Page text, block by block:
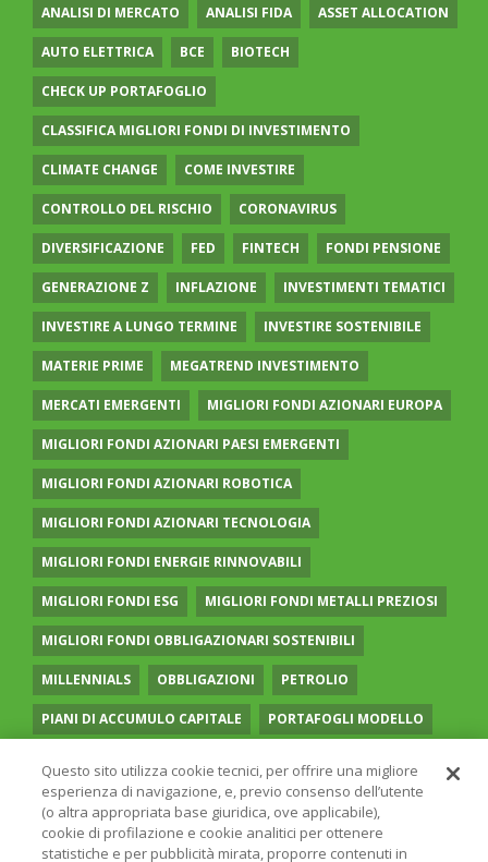
ANALISI DI MERCATO ANALISI FIDA ASSET ALLOCATION
AUTO ELETTRICA BCE BIOTECH
CHECK UP PORTAFOGLIO
CLASSIFICA MIGLIORI FONDI DI INVESTIMENTO
CLIMATE CHANGE COME INVESTIRE
CONTROLLO DEL RISCHIO CORONAVIRUS
DIVERSIFICAZIONE FED FINTECH FONDI PENSIONE
GENERAZIONE Z INFLAZIONE INVESTIMENTI TEMATICI
INVESTIRE A LUNGO TERMINE INVESTIRE SOSTENIBILE
MATERIE PRIME MEGATREND INVESTIMENTO
MERCATI EMERGENTI MIGLIORI FONDI AZIONARI EUROPA
MIGLIORI FONDI AZIONARI PAESI EMERGENTI
MIGLIORI FONDI AZIONARI ROBOTICA
MIGLIORI FONDI AZIONARI TECNOLOGIA
MIGLIORI FONDI ENERGIE RINNOVABILI
MIGLIORI FONDI ESG MIGLIORI FONDI METALLI PREZIOSI
MIGLIORI FONDI OBBLIGAZIONARI SOSTENIBILI
MILLENNIALS OBBLIGAZIONI PETROLIO
PIANI DI ACCUMULO CAPITALE PORTAFOGLI MODELLO
RISPARMIO GESTITO SOCIAL MEDIA STILE VALUE
TASSI UGUAGLIANZA DI GENERE VOLATILITÀ
Questo sito utilizza cookie tecnici, per offrire una migliore
esperienza di navigazione, e, previo consenso dell’utente
(o altra appropriata base giuridica, ove applicabile),
cookie di profilazione e cookie analitici per ottenere
statistiche e per pubblicità mirata, proporre contenuti in